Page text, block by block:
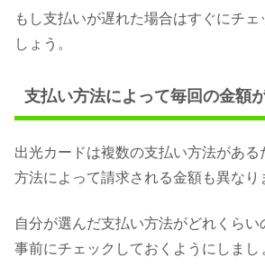
もし支払いが遅れた場合はすぐにチェ
しょう。
支払い方法によって毎回の金額
出光カードは複数の支払い方法がある
方法によって請求される金額も異なり
自分が選んだ支払い方法がどれくら
事前にチェックしておくようにしまし